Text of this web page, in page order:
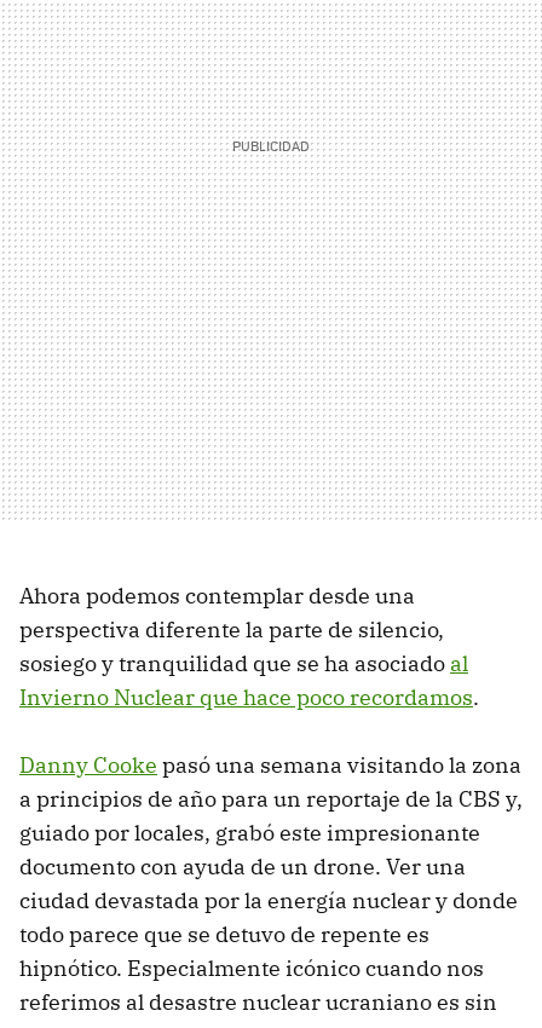
Ahora podemos contemplar desde una
perspectiva diferente la parte de silencio,
sosiego y tranquilidad que se ha asociado al
Invierno Nuclear que hace poco recordamos.
Danny Cooke pasó una semana visitando la zona
a principios de año para un reportaje de la CBS y,
guiado por locales, grabó este impresionante
documento con ayuda de un drone. Ver una
ciudad devastada por la energía nuclear y donde
todo parece que se detuvo de repente es
hipnótico. Especialmente icónico cuando nos
referimos al desastre nuclear ucraniano es sin